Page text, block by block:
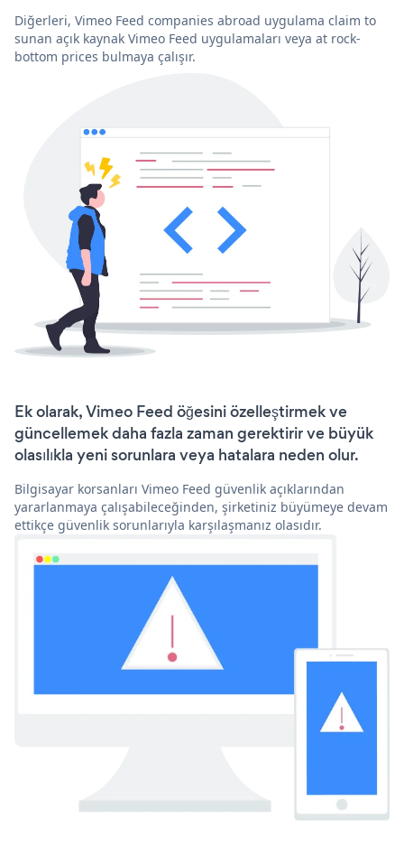
Diğerleri, Vimeo Feed companies abroad uygulama claim to
sunan açık kaynak Vimeo Feed uygulamaları veya at rock-
bottom prices bulmaya çalışır.
Ek olarak, Vimeo Feed öğesini özelleştirmek ve
güncellemek daha fazla zaman gerektirir ve büyük
olasılıkla yeni sorunlara veya hatalara neden olur.
Bilgisayar korsanları Vimeo Feed güvenlik açıklarından
yararlanmaya çalışabileceğinden, şirketiniz büyümeye devam
ettikçe güvenlik sorunlarıyla karşılaşmanız olasıdır.